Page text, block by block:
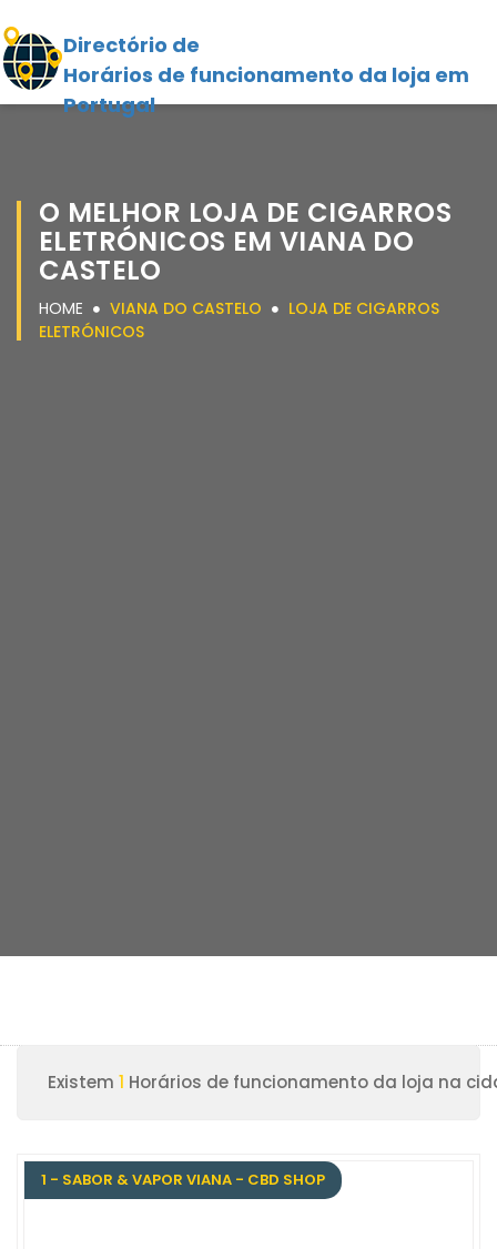
Directório de
Horários de funcionamento da loja em
Portugal
O MELHOR LOJA DE CIGARROS
ELETRÓNICOS EM VIANA DO
CASTELO
HOME VIANA DO CASTELO
LOJA DE CIGARROS
ELETRÓNICOS
Existem 1 Horários de funcionamento da loja na
1 - SABOR & VAPOR VIANA - CBD SHOP